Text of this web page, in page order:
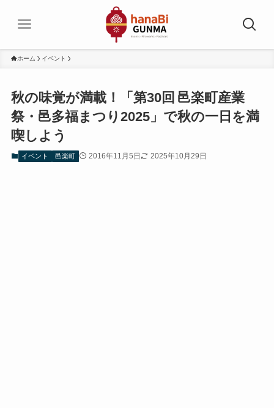
ホーム イベント
秋の味覚が満載！「第30回 邑楽町産業
祭・邑多福まつり2025」で秋の一日を満
喫しよう
イベント 邑楽町 2016年11月5日 2025年10月29日